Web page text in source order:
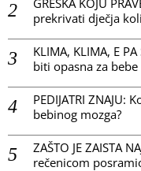
prekrivati dječja
KLIMA, KLIMA, E
biti opasna za bebe
PEDIJATRI ZNAJU:
bebinog mozga?
ZAŠTO JE ZAISTA
rečenicom